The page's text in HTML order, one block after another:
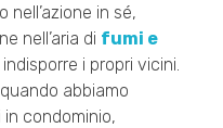
in sé,
nell’aria di fumi e
i propri vicini.
abbiamo
condominio,